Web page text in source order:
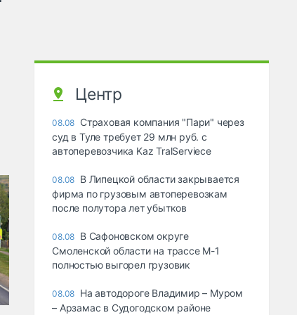
Центр
08.08 Страховая компания "Пари" через
суд в Туле требует 29 млн руб. с
автоперевозчика Kaz TralServiece
08.08 В Липецкой области закрывается
фирма по грузовым автоперевозкам
после полутора лет убытков
08.08 В Сафоновском округе
Смоленской области на трассе М-1
полностью выгорел грузовик
08.08 На автодороге Владимир – Муром
– Арзамас в Судогодском районе